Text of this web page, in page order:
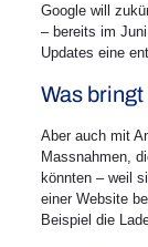
Google will
– bereits im
Updates eine
Was
Aber auch mit
Massnahmen,
könnten – weil
einer Website
Beispiel die